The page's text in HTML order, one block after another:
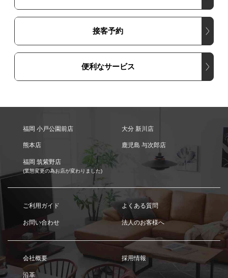
接客予約
便利なサービス
福岡 小戸公園前店 大分 新川店
熊本店 鹿児島 与次郎店
福岡 筑紫野店
(業態変更の為お店が変わりました)
ご利用ガイド よくある質問
お問い合わせ 法人のお客様へ
会社概要 採用情報
沿革